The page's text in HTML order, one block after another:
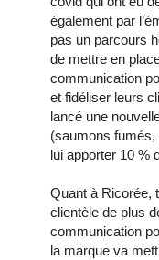
également par
pas un parcours
de mettre en
communication
et fidéliser leurs
lancé une
(saumons
lui apporter 10 %
Quant à Ricorée,
clientèle de plus
communication
la marque va